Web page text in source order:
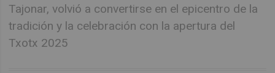
Tajonar, volvió a convertirse en el epicentro de la
tradición y la celebración con la apertura del
Txotx 2025